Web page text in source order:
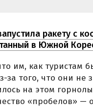
ракету с
в Южной
им, как туристам
за того, что они не
на этом
«пробелов» —